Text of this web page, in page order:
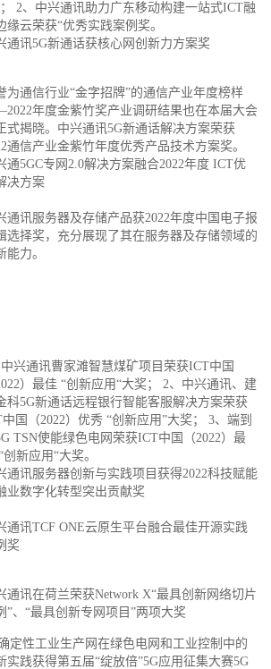
2、中兴通讯助力广东移动构建一站式ICT融
缘云荣获“优秀实践案例奖。
通讯5G新通话获核心网创新力方案奖
为通信行业“金字招牌”的通信产业年度榜样
年度金紫竹奖产业调研结果也在本届大会
式揭晓。中兴通讯5G新通话解决方案荣获
通信产业金紫竹年度优秀产品技术方案奖。
通5GC专网2.0解决方案融合2022年度 ICT优
决方案
通讯服务器及存储产品获2022年度中国电子报
选择奖，充分展现了其在服务器及存储领域的
能力。
兴通讯曹家滩智慧煤矿项目荣获ICT中国
）最佳 “创新应用“大奖； 2、中兴通讯、建
科5G新通话远程银行智能客服解决方案荣获
国（2022）优秀 “创新应用”大奖； 3、端到
TSN使能绿色电网荣获ICT中国（2022）最
创新应用“大奖。
通讯服务器创新与实践项目获得2022科技赋能
业数字化转型突出贡献奖
通讯TCF ONE云原生平台融合最佳开源实践
奖
通讯在荷兰荣获Network X“最具创新网络切片
”、“最具创新专网项目”两项大奖
定性工业生产网在绿色电网和工业控制中的
实践获得第五届“绽放倍”5G应用征集大赛5G